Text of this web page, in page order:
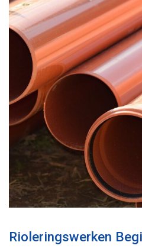
Rioleringswerken